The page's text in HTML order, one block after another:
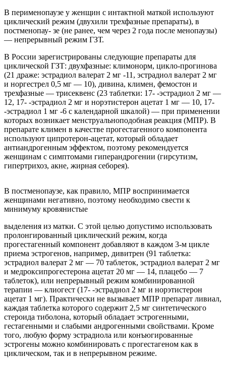
В перименопаузе у женщин с интактной маткой используют
циклический режим (двухили трехфазные препараты), в
постменопау- зе (не ранее, чем через 2 года после менопаузы)
— непрерывный режим ГЗТ.
В России зарегистрированы следующие препараты для
циклической ГЗТ: двухфазные: климонорм, цикло-прогинова
(21 драже: эстрадиол валерат 2 мг -11, эстрадиол валерат 2 мг
и норгестрел 0,5 мг — 10), дивина, климен, фемостон и
трехфазные — трисеквенс (23 таблетки: 17- -эстрадиол 2 мг —
12, 17- -эстрадиол 2 мг и норэтистерон ацетат 1 мг — 10, 17-
-эстрадиол 1 мг -6 с календарной шкалой) — при применении
которых возникает менструальноподобная реакция (МПР). В
препарате климен в качестве прогестагенного компонента
используют ципротерон-ацетат, который обладает
антиандрогенным эффектом, поэтому рекомендуется
женщинам с симптомами гиперандрогении (гирсутизм,
гипертрихоз, акне, жирная себорея).
В постменопаузе, как правило, МПР воспринимается
женщинами негативно, поэтому необходимо свести к
минимуму кровянистые
выделения из матки. С этой целью допустимо использовать
пролонгированный циклический режим, когда
прогестагенный компонент добавляют в каждом 3-м цикле
приема эстрогенов, например, дивитрен (91 таблетка:
эстрадиол валерат 2 мг — 70 таблеток, эстрадиол валерат 2 мг
и медроксипрогестерона ацетат 20 мг — 14, плацебо — 7
таблеток), или непрерывный режим комбинированной
терапии — клиогест (17- -эстрадиол 2 мг и норэтистерон
ацетат 1 мг). Практически не вызывает МПР препарат ливиал,
каждая таблетка которого содержит 2,5 мг синтетического
стероида тиболона, который обладает эстрогенными,
гестагенными и слабыми андрогенными свойствами. Кроме
того, любую форму эстрадиола или конъюгированные
эстрогены можно комбинировать с прогестагеном как в
циклическом, так и в непрерывном режиме.